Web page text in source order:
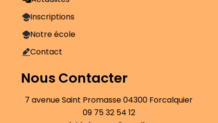
Inscriptions
Notre école
Contact
Nous Contacter
7 avenue Saint Promasse 04300 Forcalquier
09 75 32 54 12